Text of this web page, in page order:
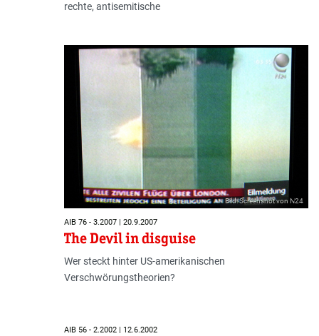
rechte, antisemitische
Bild: Screenshot von N24
AIB 76 - 3.2007 | 20.9.2007
The Devil in disguise
Wer steckt hinter US-amerikanischen
Verschwörungstheorien?
AIB 56 - 2.2002 | 12.6.2002